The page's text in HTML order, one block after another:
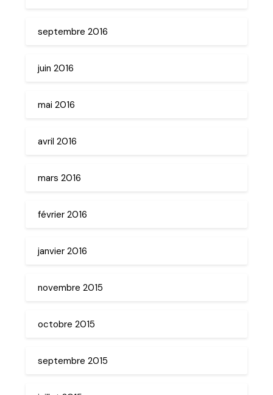
septembre 2016
juin 2016
mai 2016
avril 2016
mars 2016
février 2016
janvier 2016
novembre 2015
octobre 2015
septembre 2015